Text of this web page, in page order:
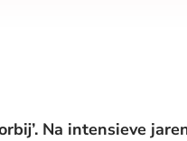
Na intensieve